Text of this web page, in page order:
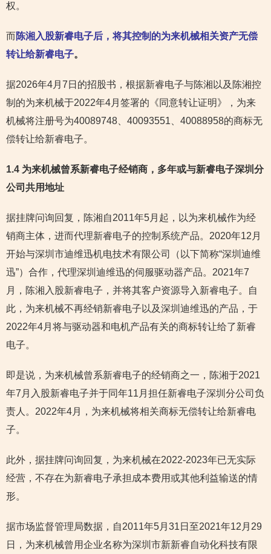
权。
而陈湘入股新睿电子后，将其控制的为来机械相关资产无偿
转让给新睿电子。
据2026年4月7日的招股书，根据新睿电子与陈湘以及陈湘控
制的为来机械于2022年4月签署的《同意转让证明》，为来
机械将注册号为40089748、40093551、40088958的商标无
偿转让给新睿电子。
1.4 为来机械曾系新睿电子经销商，多年或与新睿电子深圳分
公司共用地址
据挂牌问询回复，陈湘自2011年5月起，以为来机械作为经
销商主体，进而代理新睿电子的控制系统产品。2020年12月
开始与深圳市迪维迅机电技术有限公司（以下简称“深圳迪维
迅”）合作，代理深圳迪维迅的伺服驱动器产品。2021年7
月，陈湘入股新睿电子，并将其客户资源导入新睿电子。自
此，为来机械不再经销新睿电子以及深圳迪维迅的产品，于
2022年4月将与驱动器和电机产品有关的商标转让给了新睿
电子。
即是说，为来机械曾系新睿电子的经销商之一，陈湘于2021
年7月入股新睿电子并于同年11月担任新睿电子深圳分公司负
责人。2022年4月，为来机械将相关商标无偿转让给新睿电
子。
此外，据挂牌问询回复，为来机械在2022-2023年已无实际
经营，不存在为新睿电子承担成本费用或其他利益输送的情
形。
据市场监督管理局数据，自2011年5月31日至2021年12月29
日，为来机械曾用企业名称为深圳市新新睿自动化科技有限